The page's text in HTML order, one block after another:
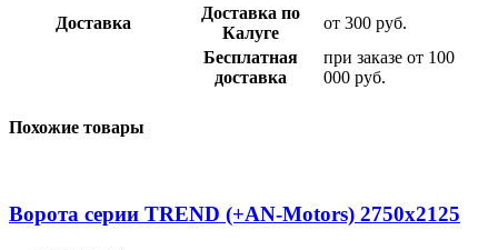
Доставка
Доставка по
Калуге
от 300 руб.
Бесплатная
доставка
при заказе от 100
000 руб.
Похожие товары
Ворота серии TREND (+AN‑Motors) 2750х2125